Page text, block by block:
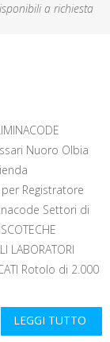
a richiesta
Nuoro Olbia
Registratore
Settori di
LABORATORI
Rotolo di 2.000
LEGGI TUTTO